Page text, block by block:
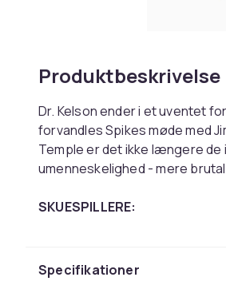
Produktbeskrivelse
Dr. Kelson ender i et uventet
forvandles Spikes møde med
Temple er det ikke længere
umenneskelighed - mere
SKUESPILLERE:
Alfie Williams
Specifikationer